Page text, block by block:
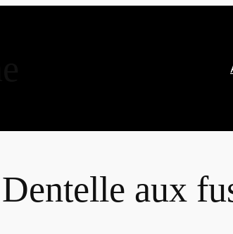
Dentelle aux